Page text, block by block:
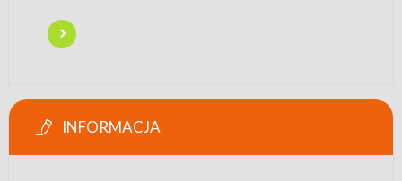
INFORMACJA